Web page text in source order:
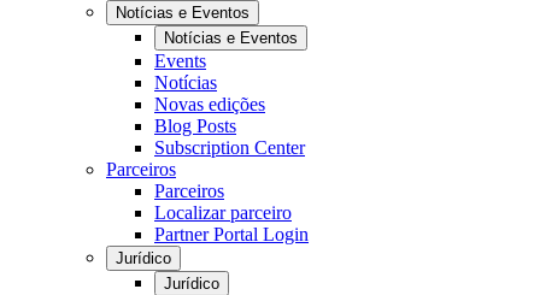
Notícias e Eventos
Notícias e Eventos
Events
Notícias
Novas edições
Blog Posts
Subscription Center
Parceiros
Parceiros
Localizar parceiro
Partner Portal Login
Jurídico
Jurídico